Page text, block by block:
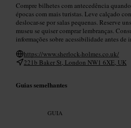
Compre bilhetes com antecedência
épocas com mais turistas. Leve calçado
deslocar-se por salas pequenas. Reserve
museu se quiser comprar lembranças.
informações sobre acessibilidade antes de
https://www.sherlock-holmes.co.uk/
221b Baker St, London NW1 6XE, UK
Guias semelhantes
GUIA